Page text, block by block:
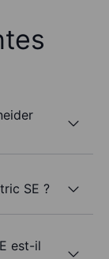
SE ?
est-il